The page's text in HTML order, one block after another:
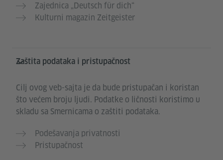
Zajednica „Deutsch für dich“
Kulturni magazin Zeitgeister
Zaštita podataka i pristupačnost
Cilj ovog veb-sajta je da bude pristupačan i koristan
što većem broju ljudi. Podatke o ličnosti koristimo u
skladu sa Smernicama o zaštiti podataka.
Podešavanja privatnosti
Pristupačnost